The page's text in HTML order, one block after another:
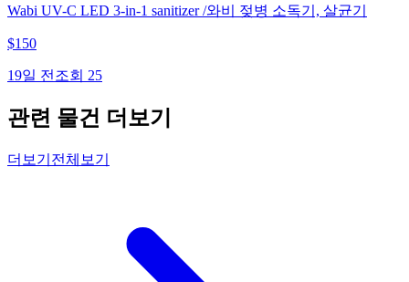
Wabi UV-C LED 3-in-1 sanitizer /와비 젖병 소독기, 살균기
$150
19일 전 조회 25
관련 물건 더보기
더보기 전체보기